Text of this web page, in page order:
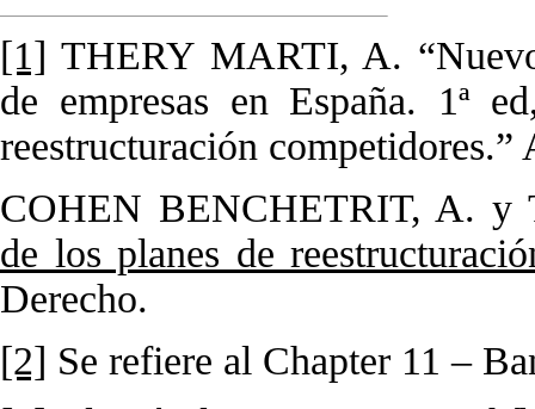
[1] THERY MARTI, A.
de empresas en España. 1ª
reestructuración competidores.”
COHEN BENCHETRIT, A.
de los planes de
Derecho.
[2] Se refiere al Chapter 11 –